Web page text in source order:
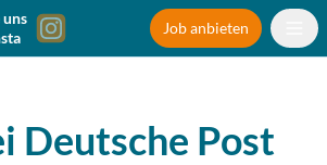
uns
Job anbieten
Deutsche Post